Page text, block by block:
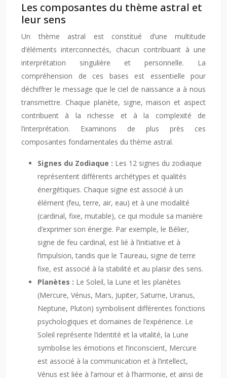
Les composantes du thème astral et
leur sens
Un thème astral est constitué d’une multitude
d’éléments interconnectés, chacun contribuant à une
interprétation singulière et personnelle. La
compréhension de ces bases est essentielle pour
déchiffrer le message que le ciel de naissance a à nous
transmettre. Chaque planète, signe, maison et aspect
contribuent à la richesse et à la complexité de
l’interprétation. Examinons de plus près ces
composantes fondamentales du thème astral.
Signes du Zodiaque : Les 12 signes du zodiaque
représentent différents archétypes et qualités
énergétiques. Chaque signe est associé à un
élément (feu, terre, air, eau) et à une modalité
(cardinal, fixe, mutable), ce qui module sa manière
d’exprimer son énergie. Par exemple, le Bélier,
signe de feu cardinal, est lié à l’initiative et à
l’impulsion, tandis que le Taureau, signe de terre
fixe, est associé à la stabilité et au plaisir des sens.
Planètes : Le Soleil, la Lune et les planètes
(Mercure, Vénus, Mars, Jupiter, Saturne, Uranus,
Neptune, Pluton) symbolisent différentes fonctions
psychologiques et domaines de l’expérience. Le
Soleil représente l’identité et la vitalité, la Lune
symbolise les émotions et l’inconscient, Mercure
est associé à la communication et à l’intellect,
Vénus est liée à l’amour et à l’harmonie, et ainsi de